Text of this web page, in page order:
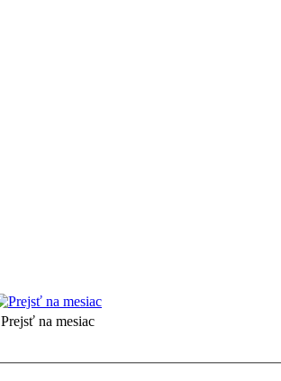
Prejsť na mesiac